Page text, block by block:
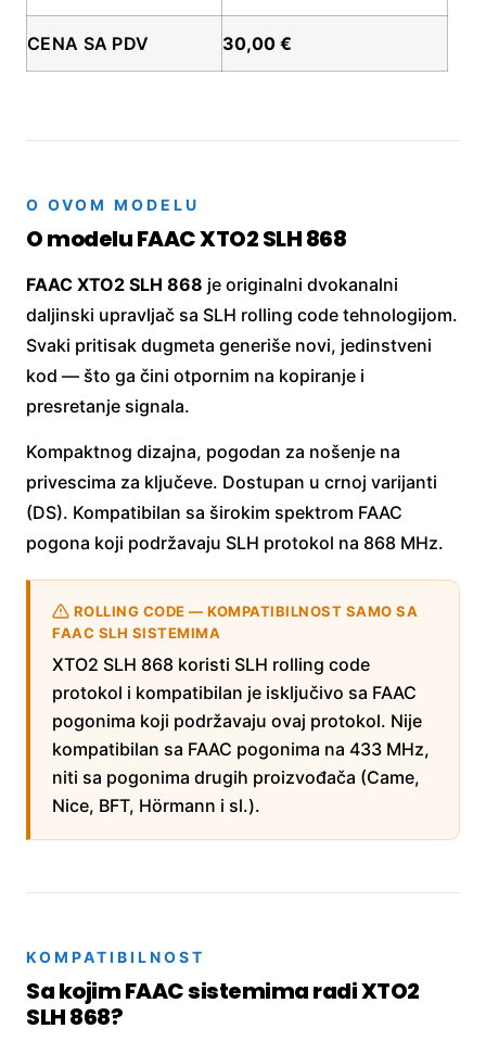
CENA SA PDV 30,00 €
O OVOM MODELU
O modelu FAAC XTO2 SLH 868
FAAC XTO2 SLH 868 je originalni dvokanalni
daljinski upravljač sa SLH rolling code tehnologijom.
Svaki pritisak dugmeta generiše novi, jedinstveni
kod — što ga čini otpornim na kopiranje i
presretanje signala.
Kompaktnog dizajna, pogodan za nošenje na
privescima za ključeve. Dostupan u crnoj varijanti
(DS). Kompatibilan sa širokim spektrom FAAC
pogona koji podržavaju SLH protokol na 868 MHz.
ROLLING CODE — KOMPATIBILNOST SAMO SA
FAAC SLH SISTEMIMA
XTO2 SLH 868 koristi SLH rolling code
protokol i kompatibilan je isključivo sa FAAC
pogonima koji podržavaju ovaj protokol. Nije
kompatibilan sa FAAC pogonima na 433 MHz,
niti sa pogonima drugih proizvođača (Came,
Nice, BFT, Hörmann i sl.).
KOMPATIBILNOST
Sa kojim FAAC sistemima radi XTO2
SLH 868?